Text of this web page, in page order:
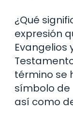
¿Qué
expresión
Evangelios
término se
símbolo de
así como